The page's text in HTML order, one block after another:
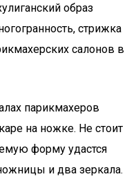
образ
стрижка
салонов в
парикмахеров
на ножке. Не стоит
форму удастся
и два зеркала.